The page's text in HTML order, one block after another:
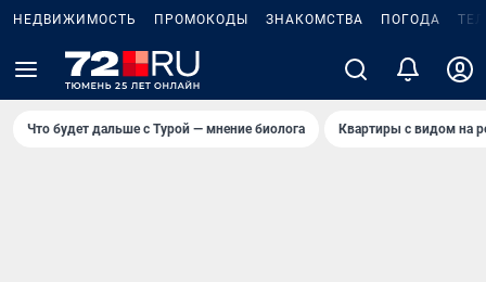
НЕДВИЖИМОСТЬ ПРОМОКОДЫ ЗНАКОМСТВА ПОГОДА
Что будет дальше с Турой — мнение биолога Квартиры с видом на